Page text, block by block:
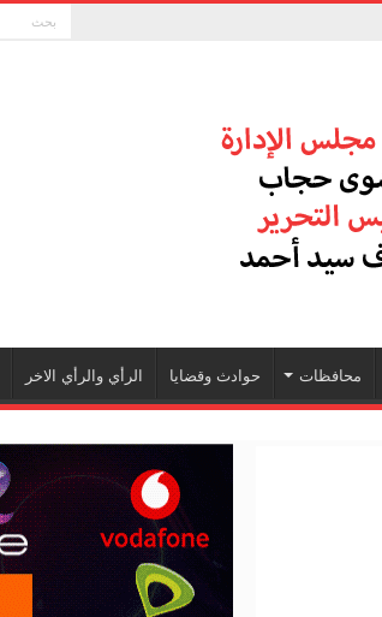
محافظات حوادث وقضايا الرأي والرأي الاخر